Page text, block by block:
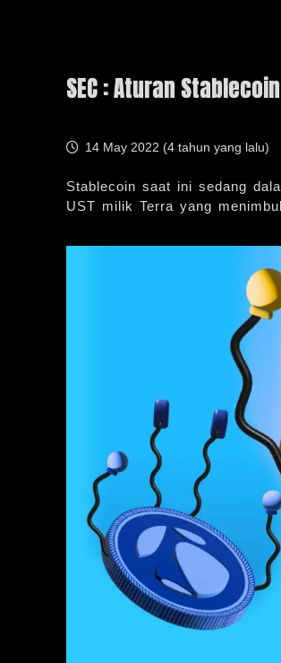
SEC : Aturan
14 May 2022 (4 tahun yang lalu)
Stablecoin saat ini sedang
UST milik Terra yang